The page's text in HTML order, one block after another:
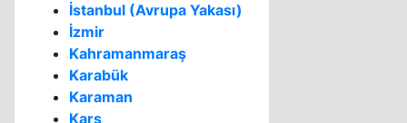
İstanbul (Avrupa Yakası)
İzmir
Kahramanmaraş
Karabük
Karaman
Kars